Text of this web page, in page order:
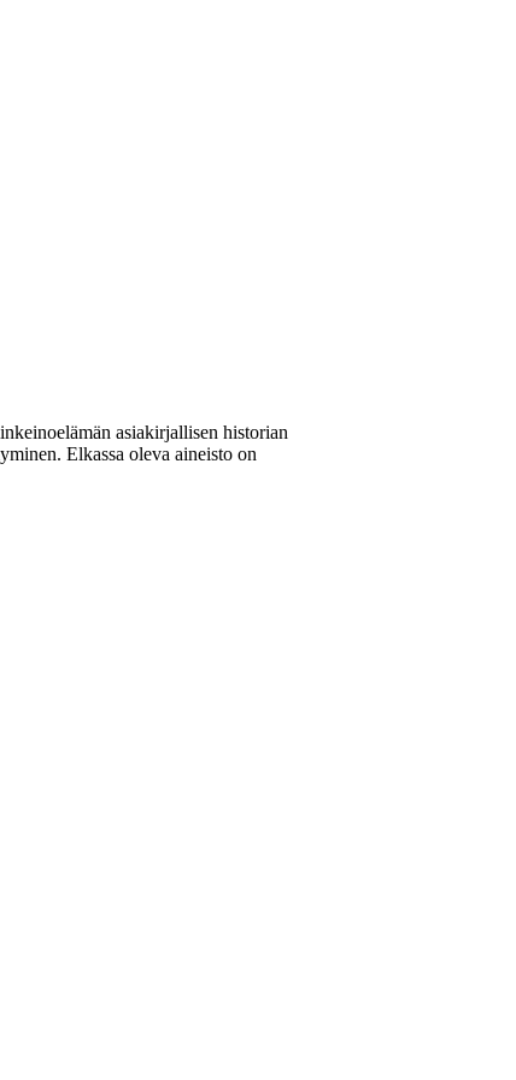
asiakirjallisen historian
Elkassa oleva aineisto on